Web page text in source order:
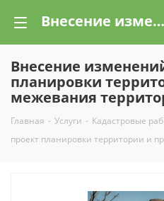
Внесение изменений в проект планировки территории и проект межевания территории
Внесение
планировки
межевания
Главная - Услуги - Кадастровые
проект планировки территории и